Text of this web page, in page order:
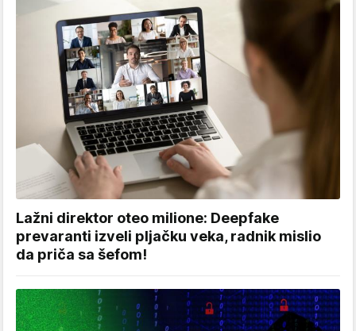
Lažni direktor oteo milione: Deepfake
prevaranti izveli pljačku veka, radnik mislio
da priča sa šefom!